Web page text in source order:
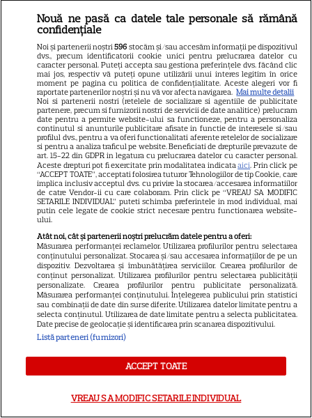
Alexandru Ciucu, fostul soț al
Alinei Sorescu, nu a fost lăsat
să intre la Nibiru. „Am aflat cu
tristețe”, a povestit el. De ce a
fost întors din drum designerul
Breaking tragic în România:
microbuzul în care se afla
acum câteva minute echipa de
mortal! Câți morți și câți răniți
sunt până acum
SERIALE
Nouă ne pasă ca datele tale personale să rămână
confidențiale
Noi și partenerii noștri596 stocăm și/sau accesăm informații pe dispozitivul
dvs., precum identificatorii cookie unici pentru prelucrarea datelor cu
caracter personal. Puteți accepta sau gestiona preferințele dvs. făcând clic
mai jos, respectiv vă puteți opune utilizării unui interes legitim în orice
moment pe pagina cu politica de confidențialitate. Aceste alegeri vor fi
raportate partenerilor noștri și nu vă vor afecta navigarea. Mai multe detalii
Noi si partenerii nostri (retelele de socializare si agentiile de publicitate
partenere, precum si furnizorii nostri de servicii de date analitice) prelucram
date pentru a permite website-ului sa functioneze, pentru a personaliza
continutul si anunturile publicitare afisate in functie de interesele si/sau
profilul dvs., pentru a va oferi functionalitati aferente retelelor de socializare
si pentru a analiza traficul pe website. Beneficiati de drepturile prevazute de
art. 15-22 din GDPR in legatura cu prelucrarea datelor cu caracter personal.
Aceste drepturi pot fi exercitate prin modalitatea indicataaici. Prin click pe
“ACCEPT TOATE”, acceptati folosirea tuturor Tehnologiilor de tip Cookie, care
implica inclusiv acceptul dvs. cu privire la stocarea/accesarea informatiilor
de catre Vendor-ii cu care colaboram. Prin click pe “VREAU SA MODIFIC
SETARILE INDIVIDUAL” puteti schimba preferintele in mod individual, mai
putin cele legate de cookie strict necesare pentru functionarea website-
ului.
Atât noi, cât și partenerii noștri prelucrăm datele pentru a oferi:
Măsurarea performanței reclamelor. Utilizarea profilurilor pentru selectarea
conținutului personalizat. Stocarea și/sau accesarea informațiilor de pe un
dispozitiv. Dezvoltarea și îmbunătățirea serviciilor. Crearea profilurilor de
conținut personalizat. Utilizarea profilurilor pentru selectarea publicității
personalizate. Crearea profilurilor pentru publicitate personalizată.
Măsurarea performanței conținutului. Înțelegerea publicului prin statistici
sau combinații de date din surse diferite. Utilizarea datelor limitate pentru a
selecta conținutul. Utilizarea de date limitate pentru a selecta publicitatea.
Date precise de geolocație și identificarea prin scanarea dispozitivului.
Listă parteneri (furnizori)
ACCEPT TOATE
VREAU SA MODIFIC SETARILE INDIVIDUAL